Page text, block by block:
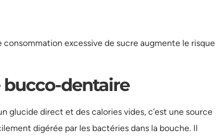
consommation excessive de sucre augmente le risque
bucco-dentaire
glucide direct et des calories vides, c’est une source
digérée par les bactéries dans la bouche. Il